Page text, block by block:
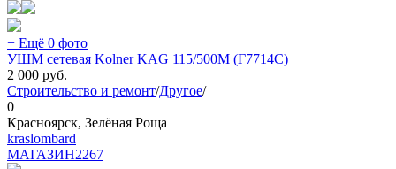
+ Ещё 0 фото
УШМ сетевая Kolner KAG 115/500M (Г7714С)
2 000 руб.
Строительство и ремонт/Другое/
0
Красноярск, Зелёная Роща
kraslombard
МАГАЗИН2267